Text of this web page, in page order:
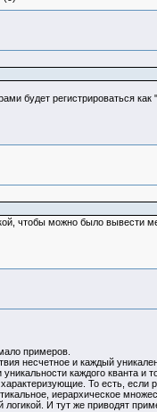
будет регистрироваться
чтобы можно было вывести
примеров.
несчетное и каждый
каждого кванта и
То есть,
иерархическое
И тут же приводят